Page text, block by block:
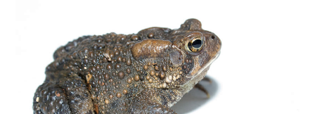
характеристика
жаб
Як